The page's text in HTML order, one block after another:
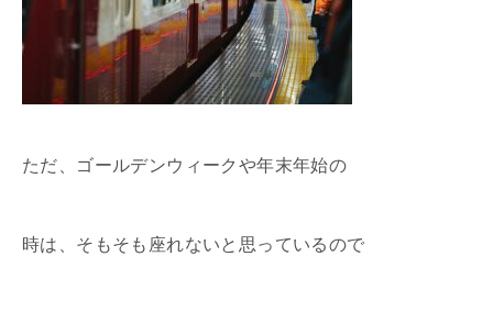
ただ、ゴールデンウィークや年末年始の
時は、そもそも座れないと思っているので